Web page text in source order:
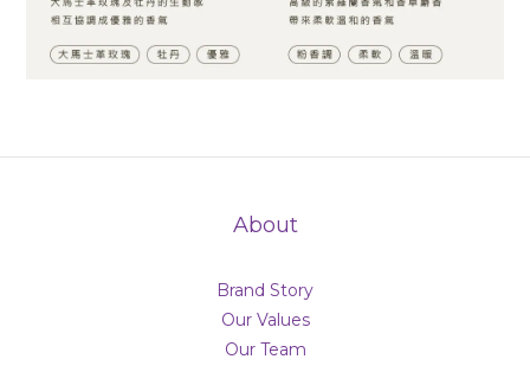
About
Brand Story
Our Values
Our Team